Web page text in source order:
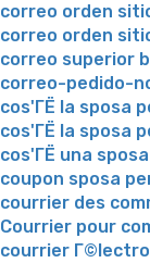
correo orden
correo orden
correo superior
correo-pedido-
cos'ГЁ la sposa
cos'ГЁ la sposa
cos'ГЁ una
coupon sposa
courrier des
Courrier pour
courrier